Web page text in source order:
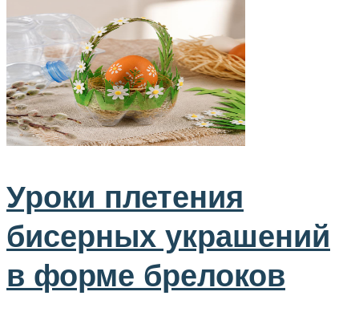
Уроки плетения
бисерных украшений
в форме брелоков